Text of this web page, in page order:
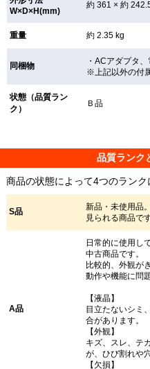
W×D×H(mm)
約 361 × 約
重量 約 2.35 kg
同梱物
・ACアダプタ
※上記以外の付
状態（品質ラン
ク）
Ｂ品
品質ランク
商品の状態によって4つのランク
S品
新品・未使用品
見られる商品です
A品
日常的に使用し
中古商品です。
比較的、外観が
動作や機能に問
【液晶】
目立たないシミ
合があります。
【外観】
キズ、スレ、テ
が、ひび割れや
【欠損】